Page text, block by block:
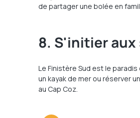
de partager une bolée en
8. S'initier
Le Finistère Sud est le
un kayak de mer ou réserver
au Cap Coz.